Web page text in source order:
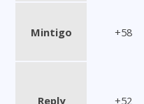
Mintigo +58
Reply +52